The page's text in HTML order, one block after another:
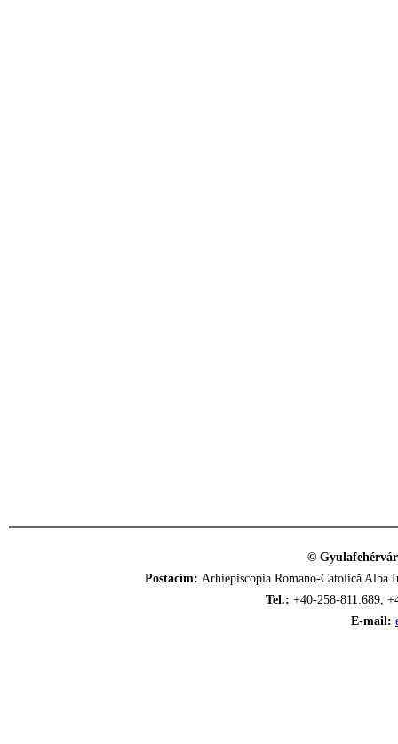
©
Postacím: Arhiepiscopia Romano-Catolică
Tel.: +40-258-811.689,
E-mail: